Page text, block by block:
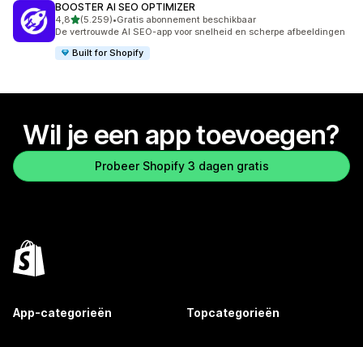
BOOSTER AI SEO OPTIMIZER
4,8van 5 sterren
(5.259)
5259 recensies in totaal
•Gratis abonnement beschikbaar
De vertrouwde AI SEO-app voor snelheid en scherpe afbeeldingen
Built for Shopify
Wil je een app toevoegen?
Probeer Shopify 3 dagen gratis
App-categorieën Topcategorieën